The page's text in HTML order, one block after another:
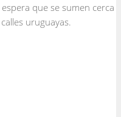
que se sumen cerca
uruguayas.